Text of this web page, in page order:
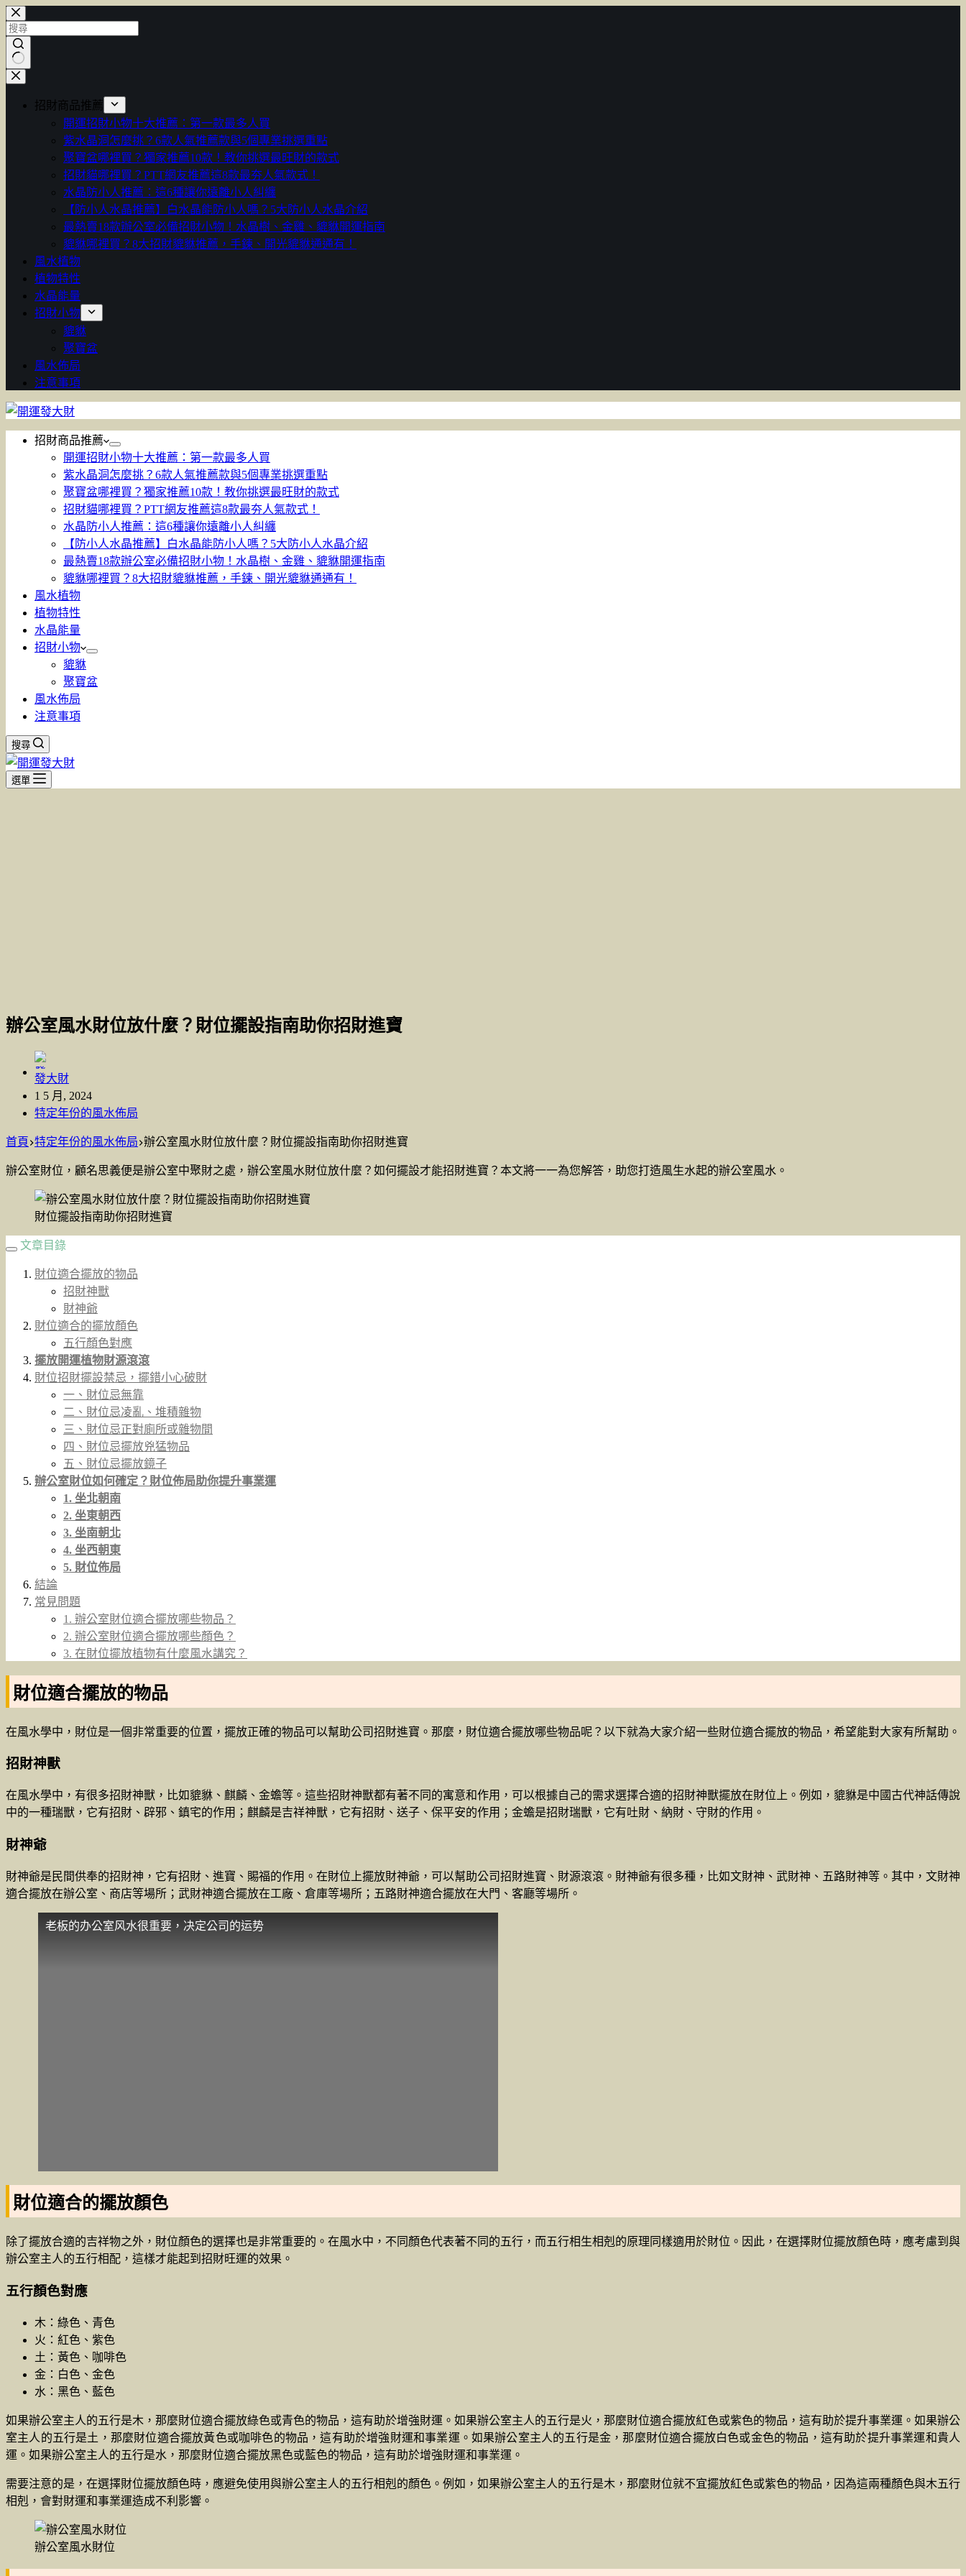
跳
至
主
要
內
找
招財商品推薦
開運招財小物十大推薦：第一款最多人買
紫水晶洞怎麼挑？6款人氣推薦款與5個專業挑選重點
聚寶盆哪裡買？獨家推薦10款！教你挑選最旺財的款式
招財貓哪裡買？PTT網友推薦這8款最夯人氣款式！
水晶防小人推薦：這6種讓你遠離小人糾纏
【防小人水晶推薦】白水晶能防小人嗎？5大防小人水晶介紹
最熱賣18款辦公室必備招財小物！水晶樹、金雞、貔貅開運指南
貔貅哪裡買？8大招財貔貅推薦，手鍊、開光貔貅通通有！
風水植物
植物特性
水晶能量
招財小物
貔貅
聚寶盆
風水佈局
注意事項
招財商品推薦
開運招財小物十大推薦：第一款最多人買
紫水晶洞怎麼挑？6款人氣推薦款與5個專業挑選重點
聚寶盆哪裡買？獨家推薦10款！教你挑選最旺財的款式
招財貓哪裡買？PTT網友推薦這8款最夯人氣款式！
水晶防小人推薦：這6種讓你遠離小人糾纏
【防小人水晶推薦】白水晶能防小人嗎？5大防小人水晶介紹
最熱賣18款辦公室必備招財小物！水晶樹、金雞、貔貅開運指南
貔貅哪裡買？8大招財貔貅推薦，手鍊、開光貔貅通通有！
風水植物
植物特性
水晶能量
招財小物
貔貅
聚寶盆
風水佈局
注意事項
搜尋
選單
辦公室風水財位放什麼？財位擺設指南助你招財進寶
發大財
1 5 月, 2024
特定年份的風水佈局
首頁 特定年份的風水佈局 辦公室風水財位放什麼？財位擺設指南助你招財進寶
辦公室財位，顧名思義便是辦公室中聚財之處，辦公室風水財位放什麼？如何擺設才能招財進寶？本文將一一為您解答，助您打造風生水起的辦公室風水。
財位擺設指南助你招財進寶
文章目錄
財位適合擺放的物品
招財神獸
財神爺
財位適合的擺放顏色
五行顏色對應
擺放開運植物財源滾滾
財位招財擺設禁忌，擺錯小心破財
一、財位忌無靠
二、財位忌凌亂、堆積雜物
三、財位忌正對廁所或雜物間
四、財位忌擺放兇猛物品
五、財位忌擺放鏡子
辦公室財位如何確定？財位佈局助你提升事業運
1. 坐北朝南
2. 坐東朝西
3. 坐南朝北
4. 坐西朝東
5. 財位佈局
結論
常見問題
1. 辦公室財位適合擺放哪些物品？
2. 辦公室財位適合擺放哪些顏色？
3. 在財位擺放植物有什麼風水講究？
財位適合擺放的物品
在風水學中，財位是一個非常重要的位置，擺放正確的物品可以幫助公司招財進寶。那麼，財位適合擺放哪些物品呢？以下就為大家介紹一些財位適合擺放的物品，希望能對大家有所幫助。
招財神獸
在風水學中，有很多招財神獸，比如貔貅、麒麟、金蟾等。這些招財神獸都有著不同的寓意和作用，可以根據自己的需求選擇合適的招財神獸擺放在財位上。例如，貔貅是中國古代神話傳說
中的一種瑞獸，它有招財、辟邪、鎮宅的作用；麒麟是吉祥神獸，它有招財、送子、保平安的作用；金蟾是招財瑞獸，它有吐財、納財、守財的作用。
財神爺
財神爺是民間供奉的招財神，它有招財、進寶、賜福的作用。在財位上擺放財神爺，可以幫助公司招財進寶、財源滾滾。財神爺有很多種，比如文財神、武財神、五路財神等。其中，文財神
適合擺放在辦公室、商店等場所；武財神適合擺放在工廠、倉庫等場所；五路財神適合擺放在大門、客廳等場所。
老板的办公室风水很重要，决定公司的运势
財位適合的擺放顏色
除了擺放合適的吉祥物之外，財位顏色的選擇也是非常重要的。在風水中，不同顏色代表著不同的五行，而五行相生相剋的原理同樣適用於財位。因此，在選擇財位擺放顏色時，應考慮到與
辦公室主人的五行相配，這樣才能起到招財旺運的效果。
五行顏色對應
木：綠色、青色
火：紅色、紫色
土：黃色、咖啡色
金：白色、金色
水：黑色、藍色
如果辦公室主人的五行是木，那麼財位適合擺放綠色或青色的物品，這有助於增強財運。如果辦公室主人的五行是火，那麼財位適合擺放紅色或紫色的物品，這有助於提升事業運。如果辦公
室主人的五行是土，那麼財位適合擺放黃色或咖啡色的物品，這有助於增強財運和事業運。如果辦公室主人的五行是金，那麼財位適合擺放白色或金色的物品，這有助於提升事業運和貴人
運。如果辦公室主人的五行是水，那麼財位適合擺放黑色或藍色的物品，這有助於增強財運和事業運。
需要注意的是，在選擇財位擺放顏色時，應避免使用與辦公室主人的五行相剋的顏色。例如，如果辦公室主人的五行是木，那麼財位就不宜擺放紅色或紫色的物品，因為這兩種顏色與木五行
相剋，會對財運和事業運造成不利影響。
辦公室風水財位